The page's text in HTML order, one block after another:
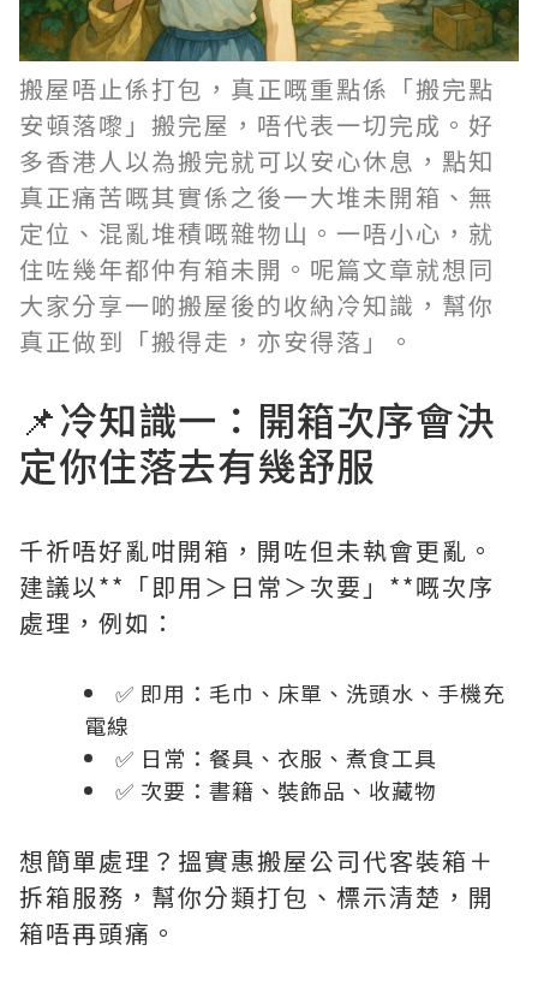
搬屋唔止係打包，真正嘅重點係「搬完點
安頓落嚟」搬完屋，唔代表一切完成。好
多香港人以為搬完就可以安心休息，點知
真正痛苦嘅其實係之後一大堆未開箱、無
定位、混亂堆積嘅雜物山。一唔小心，就
住咗幾年都仲有箱未開。呢篇文章就想同
大家分享一啲搬屋後的收納冷知識，幫你
真正做到「搬得走，亦安得落」。
📌冷知識一：開箱次序會決
定你住落去有幾舒服
千祈唔好亂咁開箱，開咗但未執會更亂。
建議以**「即用＞日常＞次要」**嘅次序
處理，例如：
✅ 即用：毛巾、床單、洗頭水、手機充
電線
✅ 日常：餐具、衣服、煮食工具
✅ 次要：書籍、裝飾品、收藏物
想簡單處理？搵實惠搬屋公司代客裝箱＋
拆箱服務，幫你分類打包、標示清楚，開
箱唔再頭痛。